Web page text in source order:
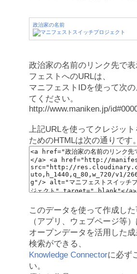
政治家の名前
政治家の名前のリンク先で
フェストへのURLは、
マニフェストIDを使って次
てください。
http://www.maniken.jp/
上記URLを使ってクレジッ
ためのHTMLは次の通りです。
このデータを使って作成し
（アプリ、ウェブページ等）
オープンデータを活用した成
検索ができる、
Knowledge Connectorに必ず
い。